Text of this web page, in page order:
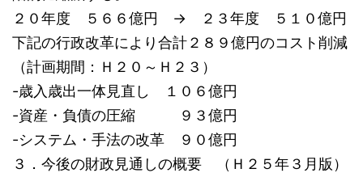
２０年度 ５６６億円 → ２３年度 ５１０億円
下記の行政改革により合計２８９億円のコスト削減
（計画期間：Ｈ２０～Ｈ２３）
-歳入歳出一体見直し １０６億円
-資産・負債の圧縮 ９３億円
-システム・手法の改革 ９０億円
３．今後の財政見通しの概要 （Ｈ２５年３月版）